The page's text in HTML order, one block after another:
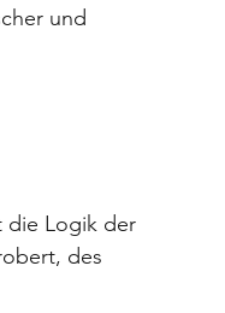
und
die Logik der
des